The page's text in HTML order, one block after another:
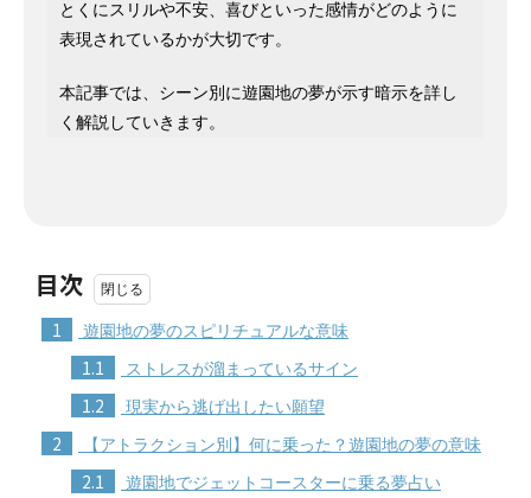
とくにスリルや不安、喜びといった感情がどのように
表現されているかが大切です。
本記事では、シーン別に遊園地の夢が示す暗示を詳し
く解説していきます。
目次
1 遊園地の夢のスピリチュアルな意味
1.1 ストレスが溜まっているサイン
1.2 現実から逃げ出したい願望
2 【アトラクション別】何に乗った？遊園地の夢の意味
2.1 遊園地でジェットコースターに乗る夢占い